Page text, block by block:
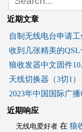
近期文章
自制无线电台申请
收到几张精美的QSL
狼收发器中文固件
天线切换器（3切1）
2023年中国国际广
近期响应
无线电爱好者在 狼